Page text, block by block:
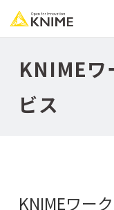
KNIMEワ
ビス